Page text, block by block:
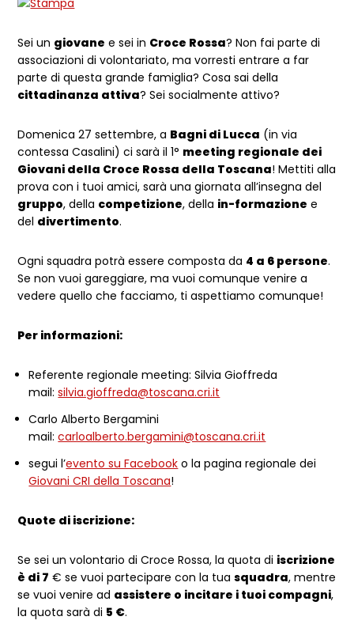
Sei un giovane e sei in Croce Rossa? Non fai parte di
associazioni di volontariato, ma vorresti entrare a far
parte di questa grande famiglia? Cosa sai della
cittadinanza attiva? Sei socialmente attivo?
Domenica 27 settembre, a Bagni di Lucca (in via
contessa Casalini) ci sarà il 1° meeting regionale dei
Giovani della Croce Rossa della Toscana! Mettiti alla
prova con i tuoi amici, sarà una giornata all’insegna del
gruppo, della competizione, della in-formazione e
del divertimento.
Ogni squadra potrà essere composta da 4 a 6 persone.
Se non vuoi gareggiare, ma vuoi comunque venire a
vedere quello che facciamo, ti aspettiamo comunque!
Per informazioni:
Referente regionale meeting: Silvia Gioffreda
mail:silvia.gioffreda@toscana.cri.it
Carlo Alberto Bergamini
mail:carloalberto.bergamini@toscana.cri.it
segui l’evento su Facebook o la pagina regionale dei
Giovani CRI della Toscana!
Quote di iscrizione:
Se sei un volontario di Croce Rossa, la quota di iscrizione
è di 7 € se vuoi partecipare con la tuasquadra, mentre
se vuoi venire ad assistere o incitare i tuoi compagni,
la quota sarà di 5 €.